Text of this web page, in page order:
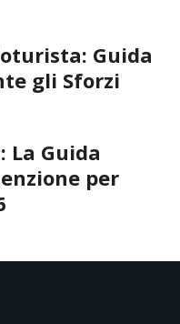
Guida
gli Sforzi
La Guida
per